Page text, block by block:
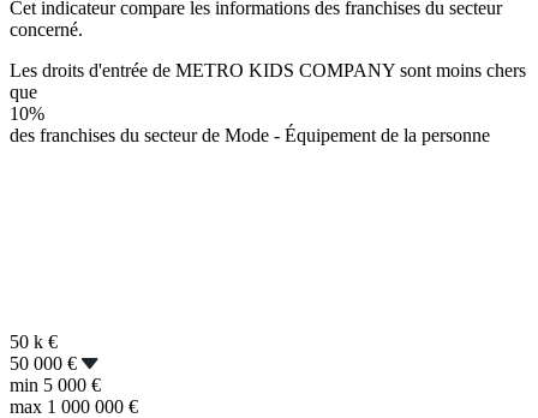
Cet indicateur compare les informations des franchises du secteur
concerné.
Les droits d'entrée de METRO KIDS COMPANY sont moins chers
que
10%
des franchises du secteur de Mode - Équipement de la personne
50 k €
50 000 €
min 5 000 €
max 1 000 000 €